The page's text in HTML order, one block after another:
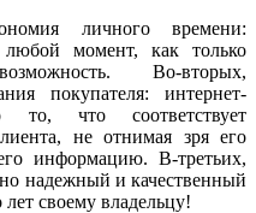
личного времени:
момент, как только
Во-вторых,
покупателя: интернет-
то, что соответствует
не отнимая зря его
информацию. В-третьих,
надежный и качественный
своему владельцу!